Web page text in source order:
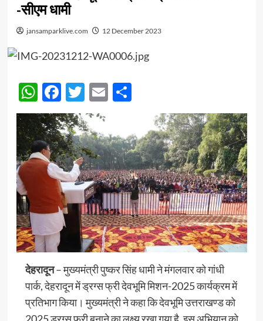
-सीएम धामी
jansamparklive.com 12 December 2023
WhatsApp
Facebook
Twitter
EmailShare
देहरादून– मुख्यमंत्री पुष्कर सिंह धामी ने मंगलवार को गांधी
पार्क, देहरादून में ड्रग्स फ्री देवभूमि मिशन-2025 कार्यक्रम में
प्रतिभाग किया। मुख्यमंत्री ने कहा कि देवभूमि उत्तराखण्ड को